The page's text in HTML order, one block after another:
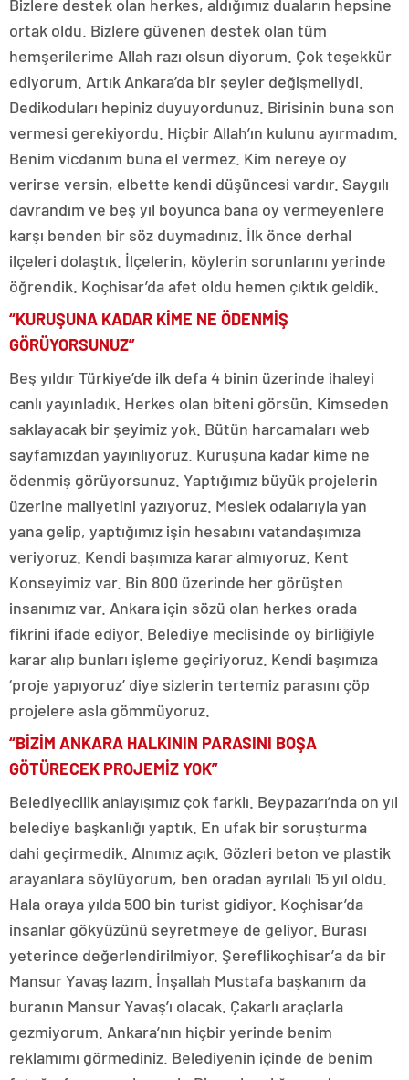
Bizlere destek olan herkes, aldığımız duaların hepsine
ortak oldu. Bizlere güvenen destek olan tüm
hemşerilerime Allah razı olsun diyorum. Çok teşekkür
ediyorum. Artık Ankara’da bir şeyler değişmeliydi.
Dedikoduları hepiniz duyuyordunuz. Birisinin buna son
vermesi gerekiyordu. Hiçbir Allah’ın kulunu ayırmadım.
Benim vicdanım buna el vermez. Kim nereye oy
verirse versin, elbette kendi düşüncesi vardır. Saygılı
davrandım ve beş yıl boyunca bana oy vermeyenlere
karşı benden bir söz duymadınız. İlk önce derhal
ilçeleri dolaştık. İlçelerin, köylerin sorunlarını yerinde
öğrendik. Koçhisar’da afet oldu hemen çıktık geldik.
“KURUŞUNA KADAR KİME NE ÖDENMİŞ
GÖRÜYORSUNUZ”
Beş yıldır Türkiye’de ilk defa 4 binin üzerinde ihaleyi
canlı yayınladık. Herkes olan biteni görsün. Kimseden
saklayacak bir şeyimiz yok. Bütün harcamaları web
sayfamızdan yayınlıyoruz. Kuruşuna kadar kime ne
ödenmiş görüyorsunuz. Yaptığımız büyük projelerin
üzerine maliyetini yazıyoruz. Meslek odalarıyla yan
yana gelip, yaptığımız işin hesabını vatandaşımıza
veriyoruz. Kendi başımıza karar almıyoruz. Kent
Konseyimiz var. Bin 800 üzerinde her görüşten
insanımız var. Ankara için sözü olan herkes orada
fikrini ifade ediyor. Belediye meclisinde oy birliğiyle
karar alıp bunları işleme geçiriyoruz. Kendi başımıza
‘proje yapıyoruz’ diye sizlerin tertemiz parasını çöp
projelere asla gömmüyoruz.
“BİZİM ANKARA HALKININ PARASINI BOŞA
GÖTÜRECEK PROJEMİZ YOK”
Belediyecilik anlayışımız çok farklı. Beypazarı’nda on yıl
belediye başkanlığı yaptık. En ufak bir soruşturma
dahi geçirmedik. Alnımız açık. Gözleri beton ve plastik
arayanlara söylüyorum, ben oradan ayrılalı 15 yıl oldu.
Hala oraya yılda 500 bin turist gidiyor. Koçhisar’da
insanlar gökyüzünü seyretmeye de geliyor. Burası
yeterince değerlendirilmiyor. Şereflikoçhisar’a da bir
Mansur Yavaş lazım. İnşallah Mustafa başkanım da
buranın Mansur Yavaş’ı olacak. Çakarlı araçlarla
gezmiyorum. Ankara’nın hiçbir yerinde benim
reklamımı görmediniz. Belediyenin içinde de benim